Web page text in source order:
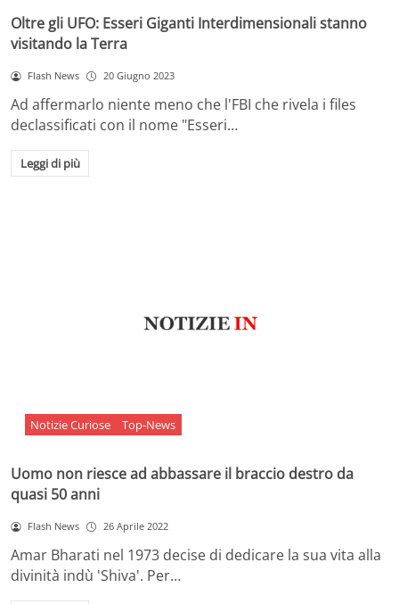
Oltre gli UFO: Esseri Giganti Interdimensionali stanno
visitando la Terra
Flash News 20 Giugno 2023
Ad affermarlo niente meno che l'FBI che rivela i files
declassificati con il nome "Esseri…
Leggi di più
Notizie Curiose Top-News
Uomo non riesce ad abbassare il braccio destro da
quasi 50 anni
Flash News 26 Aprile 2022
Amar Bharati nel 1973 decise di dedicare la sua vita alla
divinità indù 'Shiva'. Per…